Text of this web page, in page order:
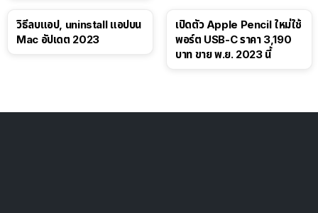
วิธีลบแอป, uninstall แอปบน
Mac อัปเดต 2023
เปิดตัว Apple Pencil ใหม่ใช้
พอร์ต USB-C ราคา 3,190
บาท ขาย พ.ย. 2023 นี้